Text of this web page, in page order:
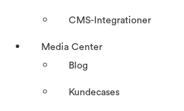
CMS-Integrationer
Media Center
Blog
Kundecases